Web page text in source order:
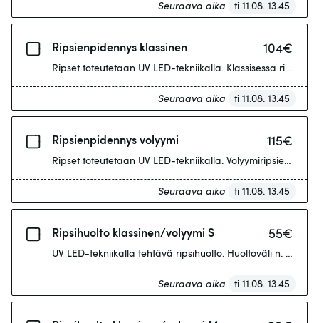
Seuraava aika ti 11.08. 13.45
Ripsienpidennys klassinen 104€
Ripset toteutetaan UV LED-tekniikalla. Klassisessa
Seuraava aika ti 11.08. 13.45
Ripsienpidennys volyymi 115€
Ripset toteutetaan UV LED-tekniikalla.
Seuraava aika ti 11.08. 13.45
Ripsihuolto klassinen/volyymi S 55€
UV LED-tekniikalla tehtävä ripsihuolto. Huoltoväli n. 2-3
Seuraava aika ti 11.08. 13.45